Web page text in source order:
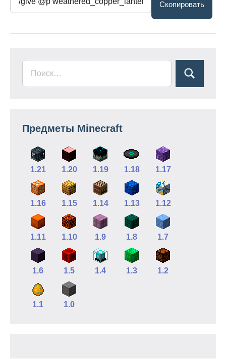
Предметы Minecraft
1.21 1.20 1.19 1.18 1.17
1.16 1.15 1.14 1.13 1.12
1.11 1.10 1.9 1.8 1.7
1.6 1.5 1.4 1.3 1.2
1.1 1.0